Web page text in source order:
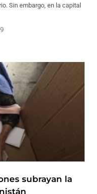
Sin embargo, en la capital
subrayan la